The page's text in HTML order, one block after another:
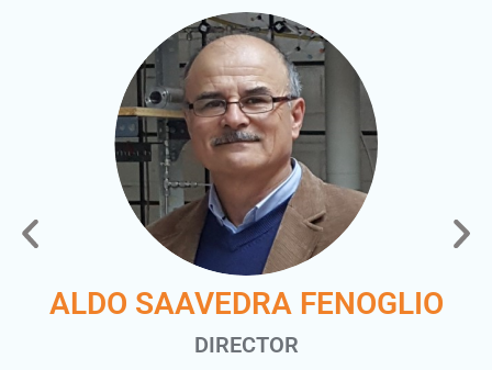
ALDO SAAVEDRA FENOGLIO
DIRECTOR